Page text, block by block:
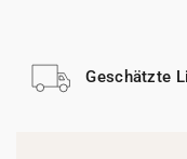
Geschätzte